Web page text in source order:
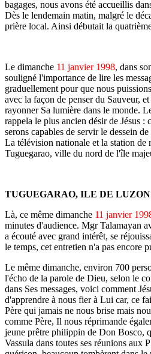
bagages, nous avons été accueillis
Dès le lendemain matin, malgré le
prière local. Ainsi débutait la
Le dimanche 11 janvier 1998, dans
souligné l'importance de lire les
graduellement pour que nous
avec la façon de penser du Sauveur,
rayonner Sa lumière dans le monde.
rappela le plus ancien désir de Jésus
serons capables de servir le dessein
La télévision nationale et la station de
Tuguegarao, ville du nord de l'île
TUGUEGARAO, ILE DE LUZON
Là, ce même dimanche 11 janvier
minutes d'audience. Mgr Talamayan
a écouté avec grand intérêt, se
le temps, cet entretien n'a pas encore
Le même dimanche, environ 700
l'écho de la parole de Dieu, selon le
dans Ses messages, voici comment
d'apprendre à nous fier à Lui car, ce
Père qui jamais ne nous brise mais
comme Père, Il nous réprimande
jeune prêtre philippin de Don Bosco,
Vassula dans toutes ses réunions